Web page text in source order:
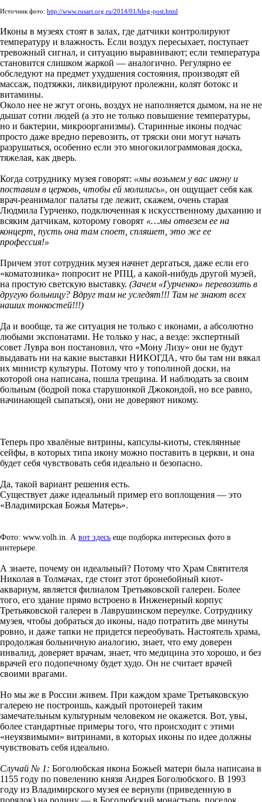
Источник фото: http://www.rusart.org.ru/2014/01/blog-post.html
Иконы в музеях стоят в залах, где датчики контролируют
температуру и влажность. Если воздух пересыхает, поступает
тревожный сигнал, и ситуацию выравнивают; если температура
становится слишком жаркой — аналогично. Регулярно ее
обследуют на предмет ухудшения состояния, производят ей
массаж, подтяжки, ликвидируют пролежни, колят ботокс и
витамины.
Около нее не жгут огонь, воздух не наполняется дымом, на не не
дышат сотни людей (а это не только повышение температуры,
но и бактерии, микроорганизмы). Старинные иконы подчас
просто даже вредно перевозить, от тряски они могут начать
разрушаться, особенно если это многокилограммовая доска,
тяжелая, как дверь.
Когда сотруднику музея говорят: «мы возьмем у вас икону и
поставим в церковь, чтобы ей молились», он ощущает себя как
врач-реанималог палаты где лежит, скажем, очень старая
Людмила Гурченко, подключенная к искусственному дыханию и
всяким датчикам, которому говорят «…мы отвезем ее на
концерт, пусть она там споет, спляшет, это же ее
профессия!»
Причем этот сотрудник музея начнет дергаться, даже если его
«коматозника» попросит не РПЦ, а какой-нибудь другой музей,
на простую светскую выставку. (Зачем «Гурченко» перевозить в
другую больницу? Вдруг там не уследят!!! Там не знают всех
наших тонкостей!!!)
Да и вообще, та же ситуация не только с иконами, а абсолютно
любыми экспонатами. Не только у нас, а везде: экспертный
совет Лувра вон постановил, что «Мону Лизу» они не будут
выдавать ни на какие выставки НИКОГДА, что бы там ни вякал
их министр культуры. Потому что у тополиной доски, на
которой она написана, пошла трещина. И наблюдать за своим
больным (бодрой пока старушонкой Джокондой, но все равно,
начинающей сыпаться), они не доверяют никому.
Теперь про хвалёные витрины, капсулы-киоты, стеклянные
сейфы, в которых типа икону можно поставить в церкви, и она
будет себя чувствовать себя идеально и безопасно.
Да, такой вариант решения есть.
Существует даже идеальный пример его воплощения — это
«Владимирская Божья Матерь».
Фото: www.volh.in. А вот здесь еще подборка интересных фото в
интерьере.
А знаете, почему он идеальный? Потому что Храм Святителя
Николая в Толмачах, где стоит этот бронебойный киот-
аквариум, является филиалом Третьяковской галереи. Более
того, его здание прямо встроено в Инженерный корпус
Третьяковской галереи в Лаврушинском переулке. Сотруднику
музея, чтобы добраться до иконы, надо потратить две минуты
ровно, и даже тапки не придется переобувать. Настоятель храма,
продолжая больничную аналогию, знает, что ему доверен
инвалид, доверяет врачам, знает, что медицина это хорошо, и без
врачей его подопечному будет худо. Он не считает врачей
своими врагами.
Но мы же в России живем. При каждом храме Третьяковскую
галерею не построишь, каждый протоиерей таким
замечательным культурным человеком не окажется. Вот, увы,
более стандартные примеры того, что происходит с этими
«неуязвимыми» витринами, в которых иконы по идее должны
чувствовать себя идеально.
Случай № 1: Боголюбская икона Божьей матери была написана в
1155 году по повелению князя Андрея Боголюбского. В 1993
году из Владимирского музея ее вернули (приведенную в
порядок) на родину — в Боголюбский монастырь, поселок